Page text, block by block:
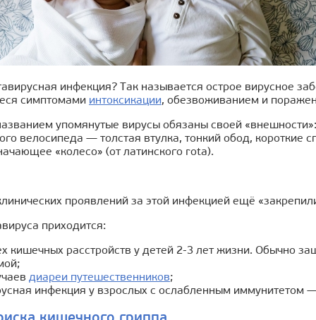
инфекция? Так называется острое вирусное
симптомами интоксикации, обезвоживанием и
упомянутые вирусы обязаны своей
велосипеда — толстая втулка, тонкий обод, короткие
«колесо» (от латинского rota).
проявлений за этой инфекцией ещё
приходится:
кишечных расстройств у детей 2-3 лет жизни. Обычно
диареи путешественников;
инфекция у взрослых с ослабленным иммунитетом